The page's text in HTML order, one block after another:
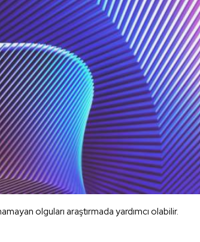
olguları araştırmada yardımcı olabilir.